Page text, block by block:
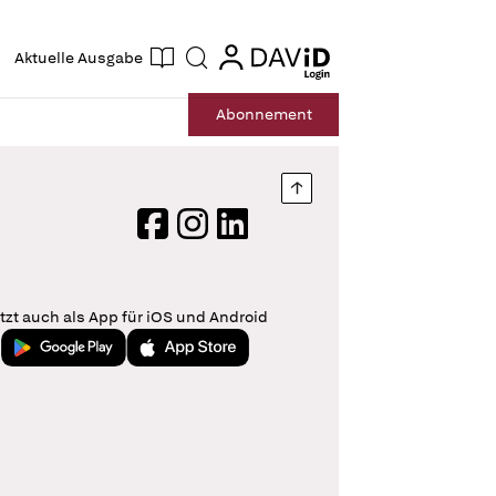
Aktuelle Ausgabe Suche login
login
Abonnement
Nach oben springen
FacebookInstagram
LinkedIn
auch als App für iOS und Android
Jetzt bei Google PlayLaden im App Store